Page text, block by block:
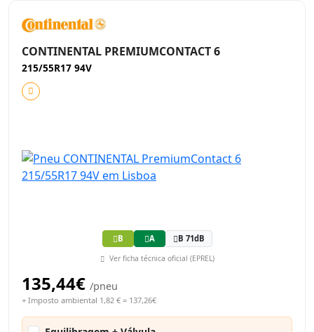
CONTINENTAL PREMIUMCONTACT 6
215/55R17 94V
B A B 71dB
Ver ficha técnica oficial (EPREL)
135,44€ /pneu
+ Imposto ambiental 1,82 € = 137,26€